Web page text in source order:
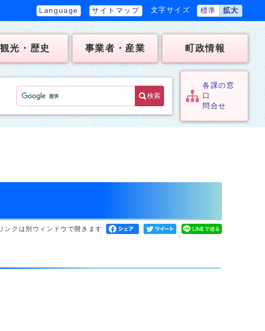
Language サイトマップ 文字サイズ 標準 拡大
観光・歴史 事業者・産業 町政情報
検索
各課の窓
口
問合せ
ンクは別ウィンドウで開きます